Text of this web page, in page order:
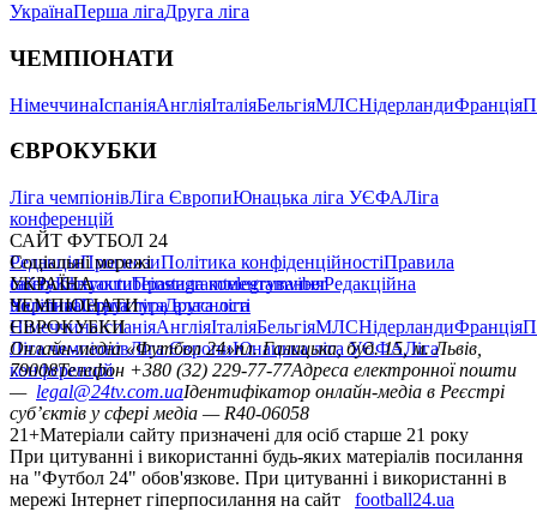
УкраїнаПерша лігаДруга ліга
ЧЕМПІОНАТИ
НімеччинаІспаніяАнгліяІталіяБельгіяМЛСНідерландиФранція
ЄВРОКУБКИ
Ліга чемпіонівЛіга ЄвропиЮнацька ліга УЄФАЛіга
конференцій
САЙТ ФУТБОЛ 24
РедакціяПрогнозиПолітика конфіденційностіПравила
сайтуКонтактиПравила коментуванняРедакційна
політикаСтруктура власності
Соціальні мережі
facebookxyoutubeinstagramtelegramviber
УКРАЇНА
УкраїнаПерша лігаДруга ліга
ЧЕМПІОНАТИ
НімеччинаІспаніяАнгліяІталіяБельгіяМЛСНідерландиФранція
ЄВРОКУБКИ
Ліга чемпіонівЛіга ЄвропиЮнацька ліга УЄФАЛіга
конференцій
Онлайн-медіа «Футбол 24»пл. Галицька, буд. 15, м. Львів,
79008Телефон +380 (32) 229-77-77Адреса електронної пошти
— legal@24tv.com.uaІдентифікатор онлайн-медіа в Реєстрі
суб’єктів у сфері медіа — R40-06058
21+Матеріали сайту призначені для осіб старше 21 року
При цитуванні і використанні будь-яких матеріалів посилання
на "Футбол 24" обов'язкове. При цитуванні і використанні в
мережі Інтернет гіперпосилання на сайт
football24.ua